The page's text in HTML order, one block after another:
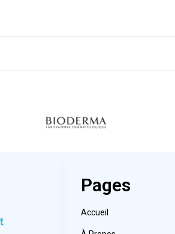
Pages
Accueil